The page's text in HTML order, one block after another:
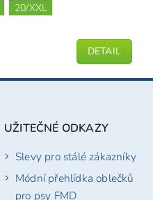
DETAIL
20/XXL
UŽITEČNÉ ODKAZY
Slevy pro stálé zákazníky
Módní přehlídka oblečků
pro psy FMD